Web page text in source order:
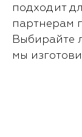
подходит
партнерам
Выбирайте
мы